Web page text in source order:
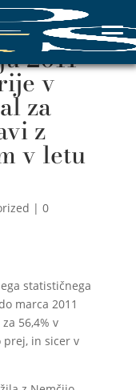
2011
v
za
z
v letu
| 0
statističnega
marca 2011
56,4% v
in sicer v